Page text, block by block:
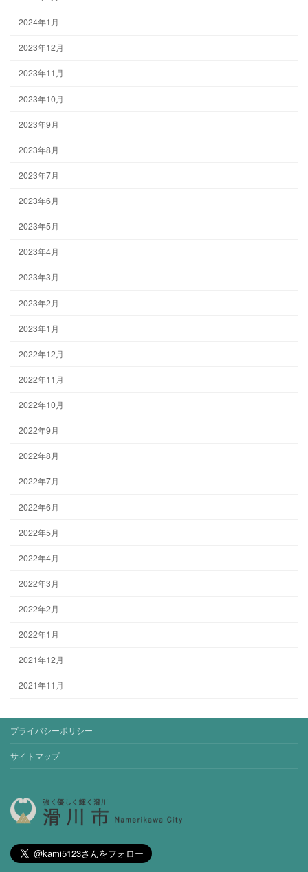
2024年1月
2023年12月
2023年11月
2023年10月
2023年9月
2023年8月
2023年7月
2023年6月
2023年5月
2023年4月
2023年3月
2023年2月
2023年1月
2022年12月
2022年11月
2022年10月
2022年9月
2022年8月
2022年7月
2022年6月
2022年5月
2022年4月
2022年3月
2022年2月
2022年1月
2021年12月
2021年11月
プライバシーポリシー
サイトマップ